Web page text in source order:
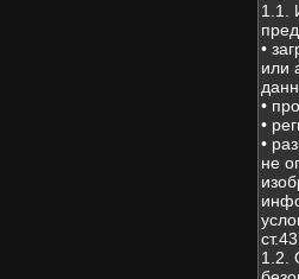
1.1.
•
или
•
•
•
не
1.2.